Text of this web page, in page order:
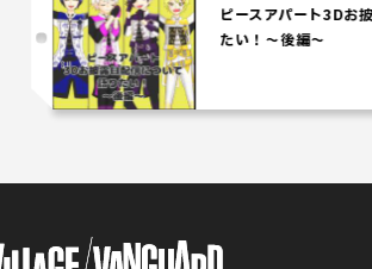
ピースアパート3Dお披露目配
たい！～後編～